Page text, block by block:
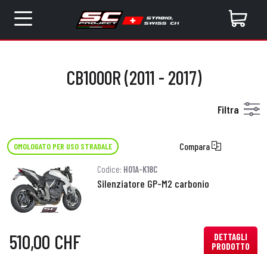
CB1000R (2011 - 2017)
Filtra
OMOLOGATO PER USO STRADALE Compara
Codice: H01A-K18C
Silenziatore GP-M2 carbonio
510,00 CHF
DETTAGLI
PRODOTTO